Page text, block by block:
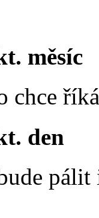
měsíc
chce
den